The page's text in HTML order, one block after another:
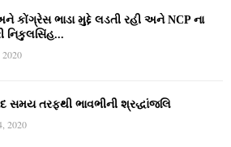
કોંગ્રેસ ભાડા મુદ્દે લડતી રહી અને NCP ના
નિકુલસિંહ...
સમય તરફથી ભાવભીની શ્રદ્ધાંજલિ
2020